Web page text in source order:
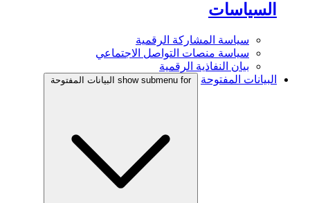
السياسات
سياسة المشاركة الرقمية
سياسة منصات التواصل الاجتماعي
بيان النفاذية الرقمية
البيانات المفتوحة
show submenu for البيانات المفتوحة